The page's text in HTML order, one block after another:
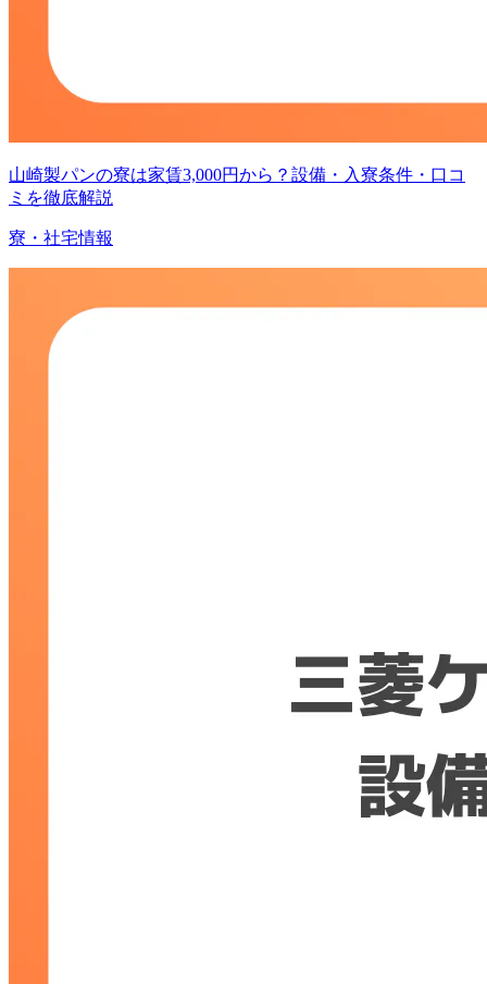
山崎製パンの寮は家賃3,000円から？設備・入寮条件・口コ
ミを徹底解説
寮・社宅情報